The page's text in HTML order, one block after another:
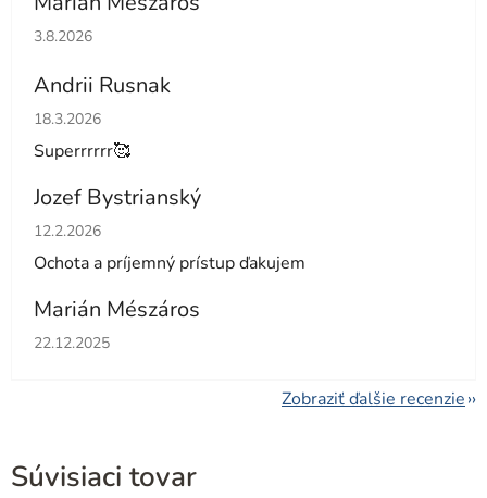
Hodnotenie obchodu je 5 z 5 hviezdičiek.
3.8.2026
Andrii Rusnak
Hodnotenie obchodu je 5 z 5 hviezdičiek.
18.3.2026
Superrrrrr🥰
Jozef Bystrianský
Hodnotenie obchodu je 5 z 5 hviezdičiek.
12.2.2026
Ochota a príjemný prístup ďakujem
Marián Mészáros
Hodnotenie obchodu je 5 z 5 hviezdičiek.
22.12.2025
Zobraziť ďalšie recenzie
Súvisiaci tovar